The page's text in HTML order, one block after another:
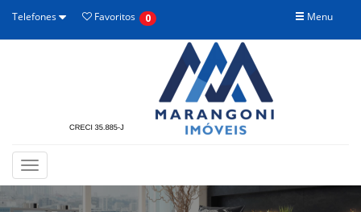
Telefones Favoritos 0 Menu
Toggle
navigation